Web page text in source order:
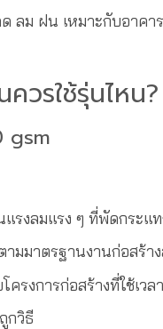
ลม ฝน เหมาะกับอาคา
วรใช้รุ่นไหน?
gsm
รงลมแรง ๆ ที่พัดกระแ
มมาตรฐานงานก่อสร้า
รงการก่อสร้างที่ใช้เวล
กวิธี